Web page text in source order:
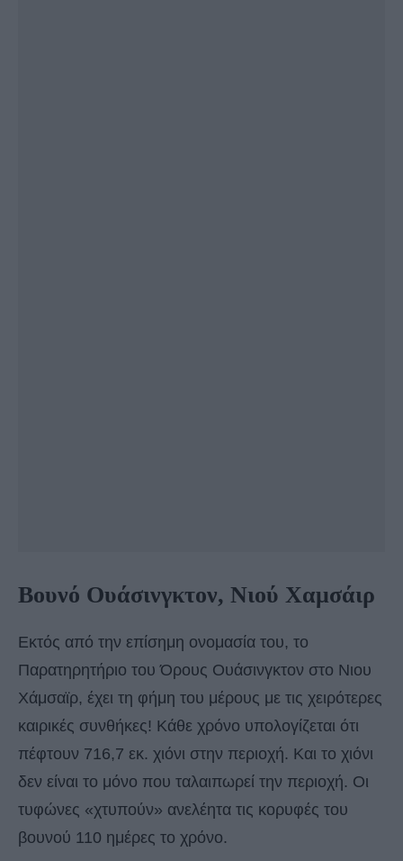
Βουνό Ουάσινγκτον, Νιού Χαμσάιρ
Εκτός από την επίσημη ονομασία του, το
Παρατηρητήριο του Όρους Ουάσινγκτον στο Νιου
Χάμσαϊρ, έχει τη φήμη του μέρους με τις χειρότερες
καιρικές συνθήκες! Κάθε χρόνο υπολογίζεται ότι
πέφτουν 716,7 εκ. χιόνι στην περιοχή. Και το χιόνι
δεν είναι το μόνο που ταλαιπωρεί την περιοχή. Οι
τυφώνες «χτυπούν» ανελέητα τις κορυφές του
βουνού 110 ημέρες το χρόνο.